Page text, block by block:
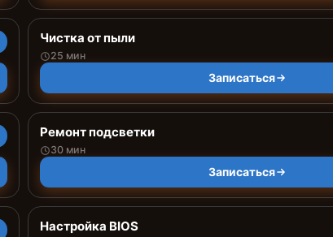
Чистка от пыли
25 мин
Записаться
Ремонт подсветки
30 мин
Записаться
Настройка BIOS